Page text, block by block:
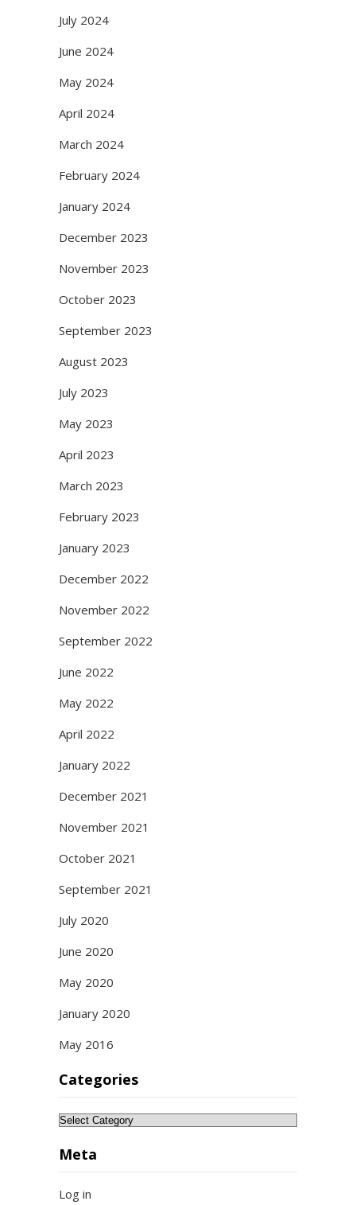
July 2024
June 2024
May 2024
April 2024
March 2024
February 2024
January 2024
December 2023
November 2023
October 2023
September 2023
August 2023
July 2023
May 2023
April 2023
March 2023
February 2023
January 2023
December 2022
November 2022
September 2022
June 2022
May 2022
April 2022
January 2022
December 2021
November 2021
October 2021
September 2021
July 2020
June 2020
May 2020
January 2020
May 2016
Categories
Categories
Meta
Log in